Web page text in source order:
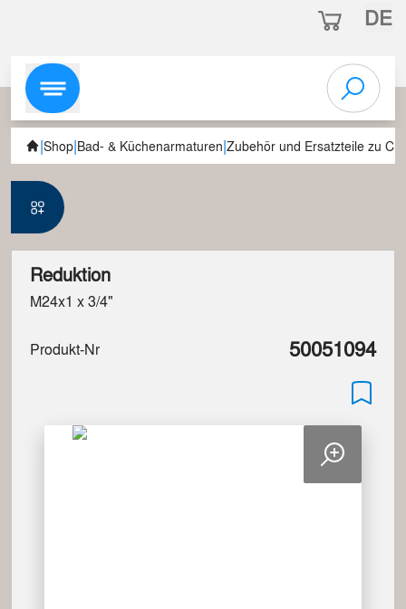
DE
|Shop|Bad- & Küchenarmaturen|Zubehör und Ersatzteile zu
Reduktion
M24x1 x 3/4"
Produkt-Nr 50051094